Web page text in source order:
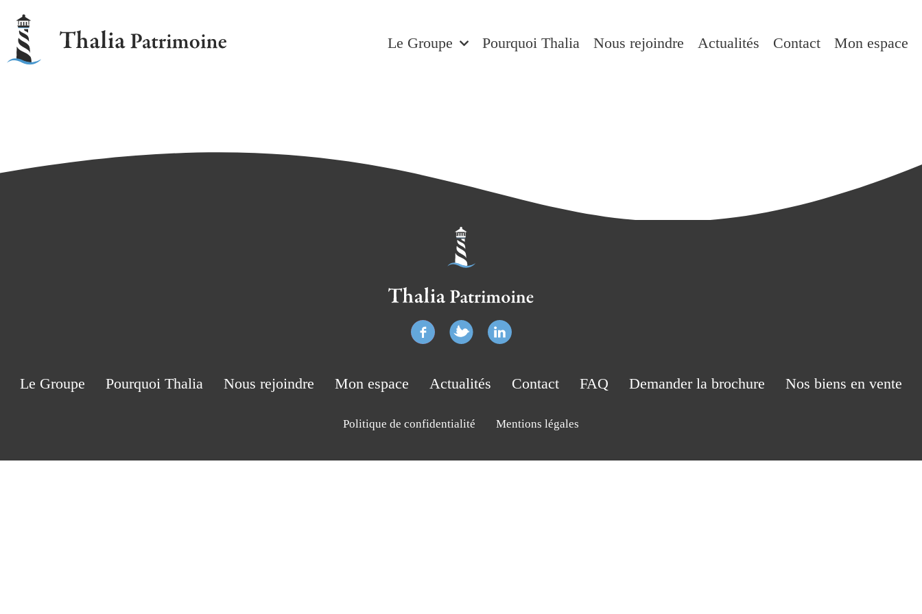
Le Groupe Pourquoi Thalia Nous rejoindre Actualités Contact Mon espace
Le Groupe Pourquoi Thalia Nous rejoindre Mon espace Actualités Contact FAQ Demander la brochure Nos biens en vente
Politique de confidentialité Mentions légales